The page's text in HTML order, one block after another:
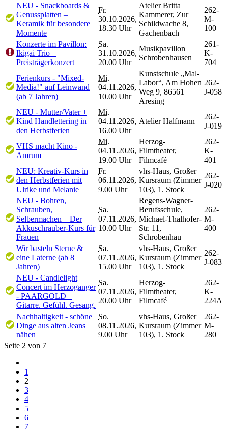
NEU - Snackboards &
Genussplatten –
Keramik für besondere
Momente
Fr.
30.10.2026,
18.30 Uhr
Atelier Britta
Kammerer, Zur
Schildwache 8,
Gachenbach
262-
M-
100
Konzerte im Pavillon:
Ikigai Trio –
Preisträgerkonzert
Sa.
31.10.2026,
20.00 Uhr
Musikpavillon
Schrobenhausen
261-
K-
704
Ferienkurs - "Mixed-
Media!" auf Leinwand
(ab 7 Jahren)
Mi.
04.11.2026,
10.00 Uhr
Kunstschule „Mal-
Labor“, Am Hohen
Weg 9, 86561
Aresing
262-
J-058
NEU - Mutter/Vater +
Kind Handlettering in
den Herbstferien
Mi.
04.11.2026,
16.00 Uhr
Atelier Halfmann
262-
J-019
VHS macht Kino -
Amrum
Mi.
04.11.2026,
19.00 Uhr
Herzog-
Filmtheater,
Filmcafé
262-
K-
401
NEU: Kreativ-Kurs in
den Herbstferien mit
Ulrike und Melanie
Fr.
06.11.2026,
9.00 Uhr
vhs-Haus, Großer
Kursraum (Zimmer
103), 1. Stock
262-
J-020
NEU - Bohren,
Schrauben,
Selbermachen – Der
Akkuschrauber-Kurs für
Frauen
Sa.
07.11.2026,
10.00 Uhr
Regens-Wagner-
Berufsschule,
Michael-Thalhofer-
Str. 11,
Schrobenhau
262-
M-
400
Wir basteln Sterne &
eine Laterne (ab 8
Jahren)
Sa.
07.11.2026,
15.00 Uhr
vhs-Haus, Großer
Kursraum (Zimmer
103), 1. Stock
262-
J-083
NEU - Candlelight
Concert im Herzoganger
- PAARGOLD –
Gitarre. Gefühl. Gesang.
Sa.
07.11.2026,
20.00 Uhr
Herzog-
Filmtheater,
Filmcafé
262-
K-
224A
Nachhaltigkeit - schöne
Dinge aus alten Jeans
nähen
So.
08.11.2026,
9.00 Uhr
vhs-Haus, Großer
Kursraum (Zimmer
103), 1. Stock
262-
M-
280
Seite 2 von 7
1
2
3
4
5
6
7